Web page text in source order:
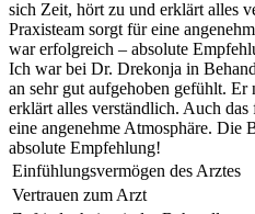
sich Zeit, hört zu und erklärt alles
Praxisteam sorgt für eine
war erfolgreich – absolute
Ich war bei Dr. Drekonja in
an sehr gut aufgehoben gefühlt.
erklärt alles verständlich. Auch
eine angenehme Atmosphäre. Die
absolute Empfehlung!
Einfühlungsvermögen des Arztes
Vertrauen zum Arzt